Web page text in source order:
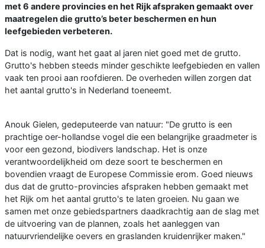
met 6 andere provincies en het Rijk afspraken gemaakt over
maatregelen die grutto’s beter beschermen en hun
leefgebieden verbeteren.
Dat is nodig, want het gaat al jaren niet goed met de grutto.
Grutto's hebben steeds minder geschikte leefgebieden en vallen
vaak ten prooi aan roofdieren. De overheden willen zorgen dat
het aantal grutto's in Nederland toeneemt.
Anouk Gielen, gedeputeerde van natuur: "De grutto is een
prachtige oer-hollandse vogel die een belangrijke graadmeter is
voor een gezond, biodivers landschap. Het is onze
verantwoordelijkheid om deze soort te beschermen en
bovendien vraagt de Europese Commissie erom. Goed nieuws
dus dat de grutto-provincies afspraken hebben gemaakt met
het Rijk om het aantal grutto's te laten groeien. Nu gaan we
samen met onze gebiedspartners daadkrachtig aan de slag met
de uitvoering van de plannen, zoals het aanleggen van
natuurvriendelijke oevers en graslanden kruidenrijker maken."